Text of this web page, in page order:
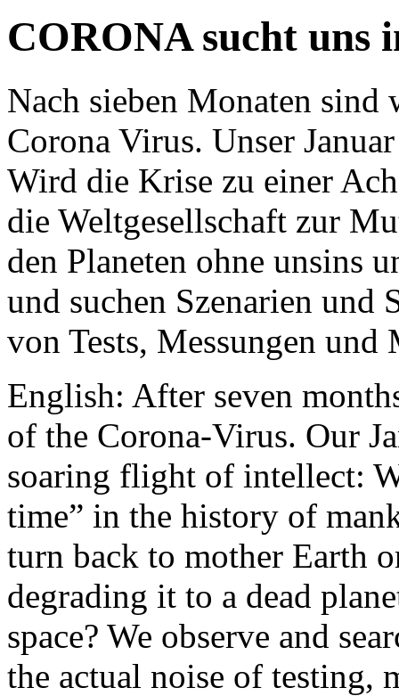
CORONA sucht uns
Nach sieben Monaten
Corona Virus. Unser
Wird die Krise zu einer
die Weltgesellschaft zur
den Planeten ohne unsins
und suchen Szenarien und
von Tests, Messungen und
English: After seven
of the Corona-Virus. Our
soaring flight of intellect:
time” in the history of
turn back to mother Earth
degrading it to a dead
space? We observe and
the actual noise of testing,